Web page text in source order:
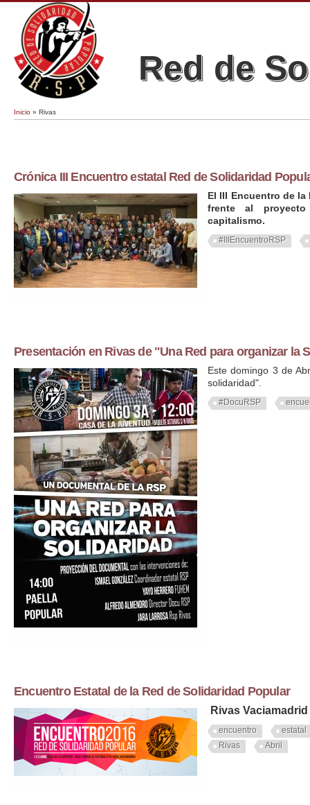
Red de
Se encuentra usted aquí
Inicio » Rivas
Crónica III Encuentro estatal Red de Solidaridad
El III Encuentro de
frente al
capitalismo.
#IIIEncuentroRSP
Presentación en Rivas de "Una Red para organizar la
Este domingo 3 de
solidaridad".
#DocuRSP
Encuentro Estatal de la Red de Solidaridad Popular
Rivas Vaciamadrid
encuentro
estatal
Rivas
Abril